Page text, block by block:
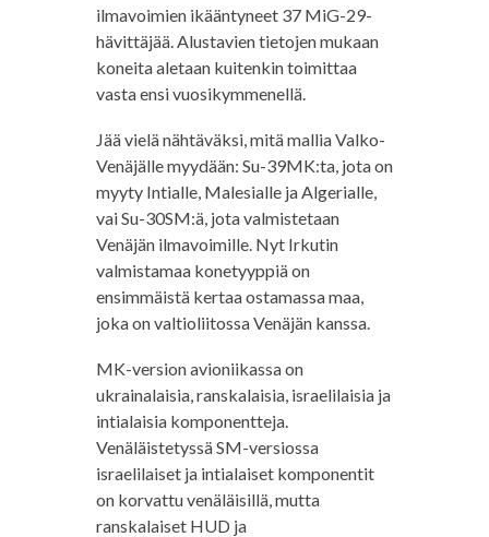
ilmavoimien ikääntyneet 37 MiG-29-
hävittäjää. Alustavien tietojen mukaan
koneita aletaan kuitenkin toimittaa
vasta ensi vuosikymmenellä.
Jää vielä nähtäväksi, mitä mallia Valko-
Venäjälle myydään: Su-39MK:ta, jota on
myyty Intialle, Malesialle ja Algerialle,
vai Su-30SM:ä, jota valmistetaan
Venäjän ilmavoimille. Nyt Irkutin
valmistamaa konetyyppiä on
ensimmäistä kertaa ostamassa maa,
joka on valtioliitossa Venäjän kanssa.
MK-version avioniikassa on
ukrainalaisia, ranskalaisia, israelilaisia ja
intialaisia komponentteja.
Venäläistetyssä SM-versiossa
israelilaiset ja intialaiset komponentit
on korvattu venäläisillä, mutta
ranskalaiset HUD ja